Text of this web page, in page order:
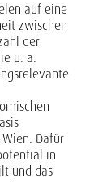
auf eine
zwischen
der
u. a.
Dafür
in
und das